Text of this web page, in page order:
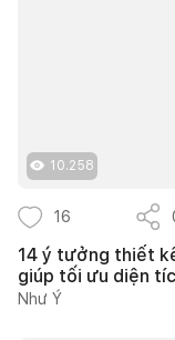
10.258
16
14 ý tưởng thiết
giúp tối ưu diện
Như Ý